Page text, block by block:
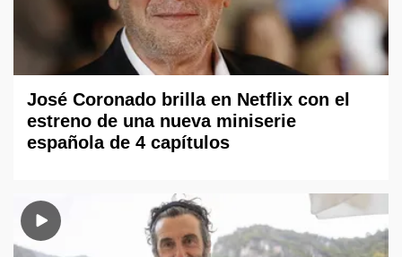
José Coronado brilla en Netflix con el
estreno de una nueva miniserie
española de 4 capítulos